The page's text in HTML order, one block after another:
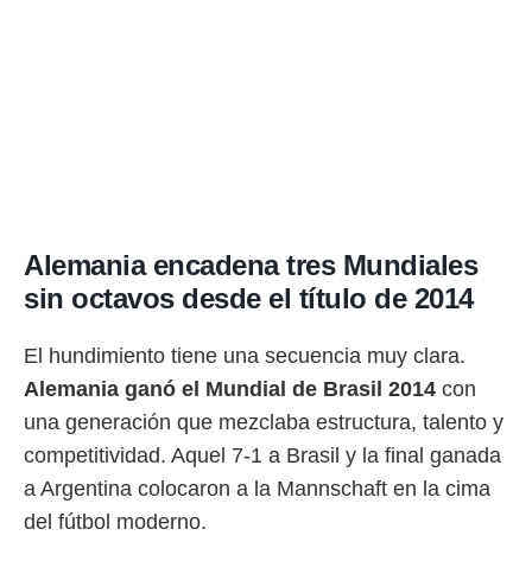
Alemania encadena tres Mundiales
sin octavos desde el título de 2014
El hundimiento tiene una secuencia muy clara.
Alemania ganó el Mundial de Brasil 2014 con
una generación que mezclaba estructura, talento y
competitividad. Aquel 7-1 a Brasil y la final ganada
a Argentina colocaron a la Mannschaft en la cima
del fútbol moderno.